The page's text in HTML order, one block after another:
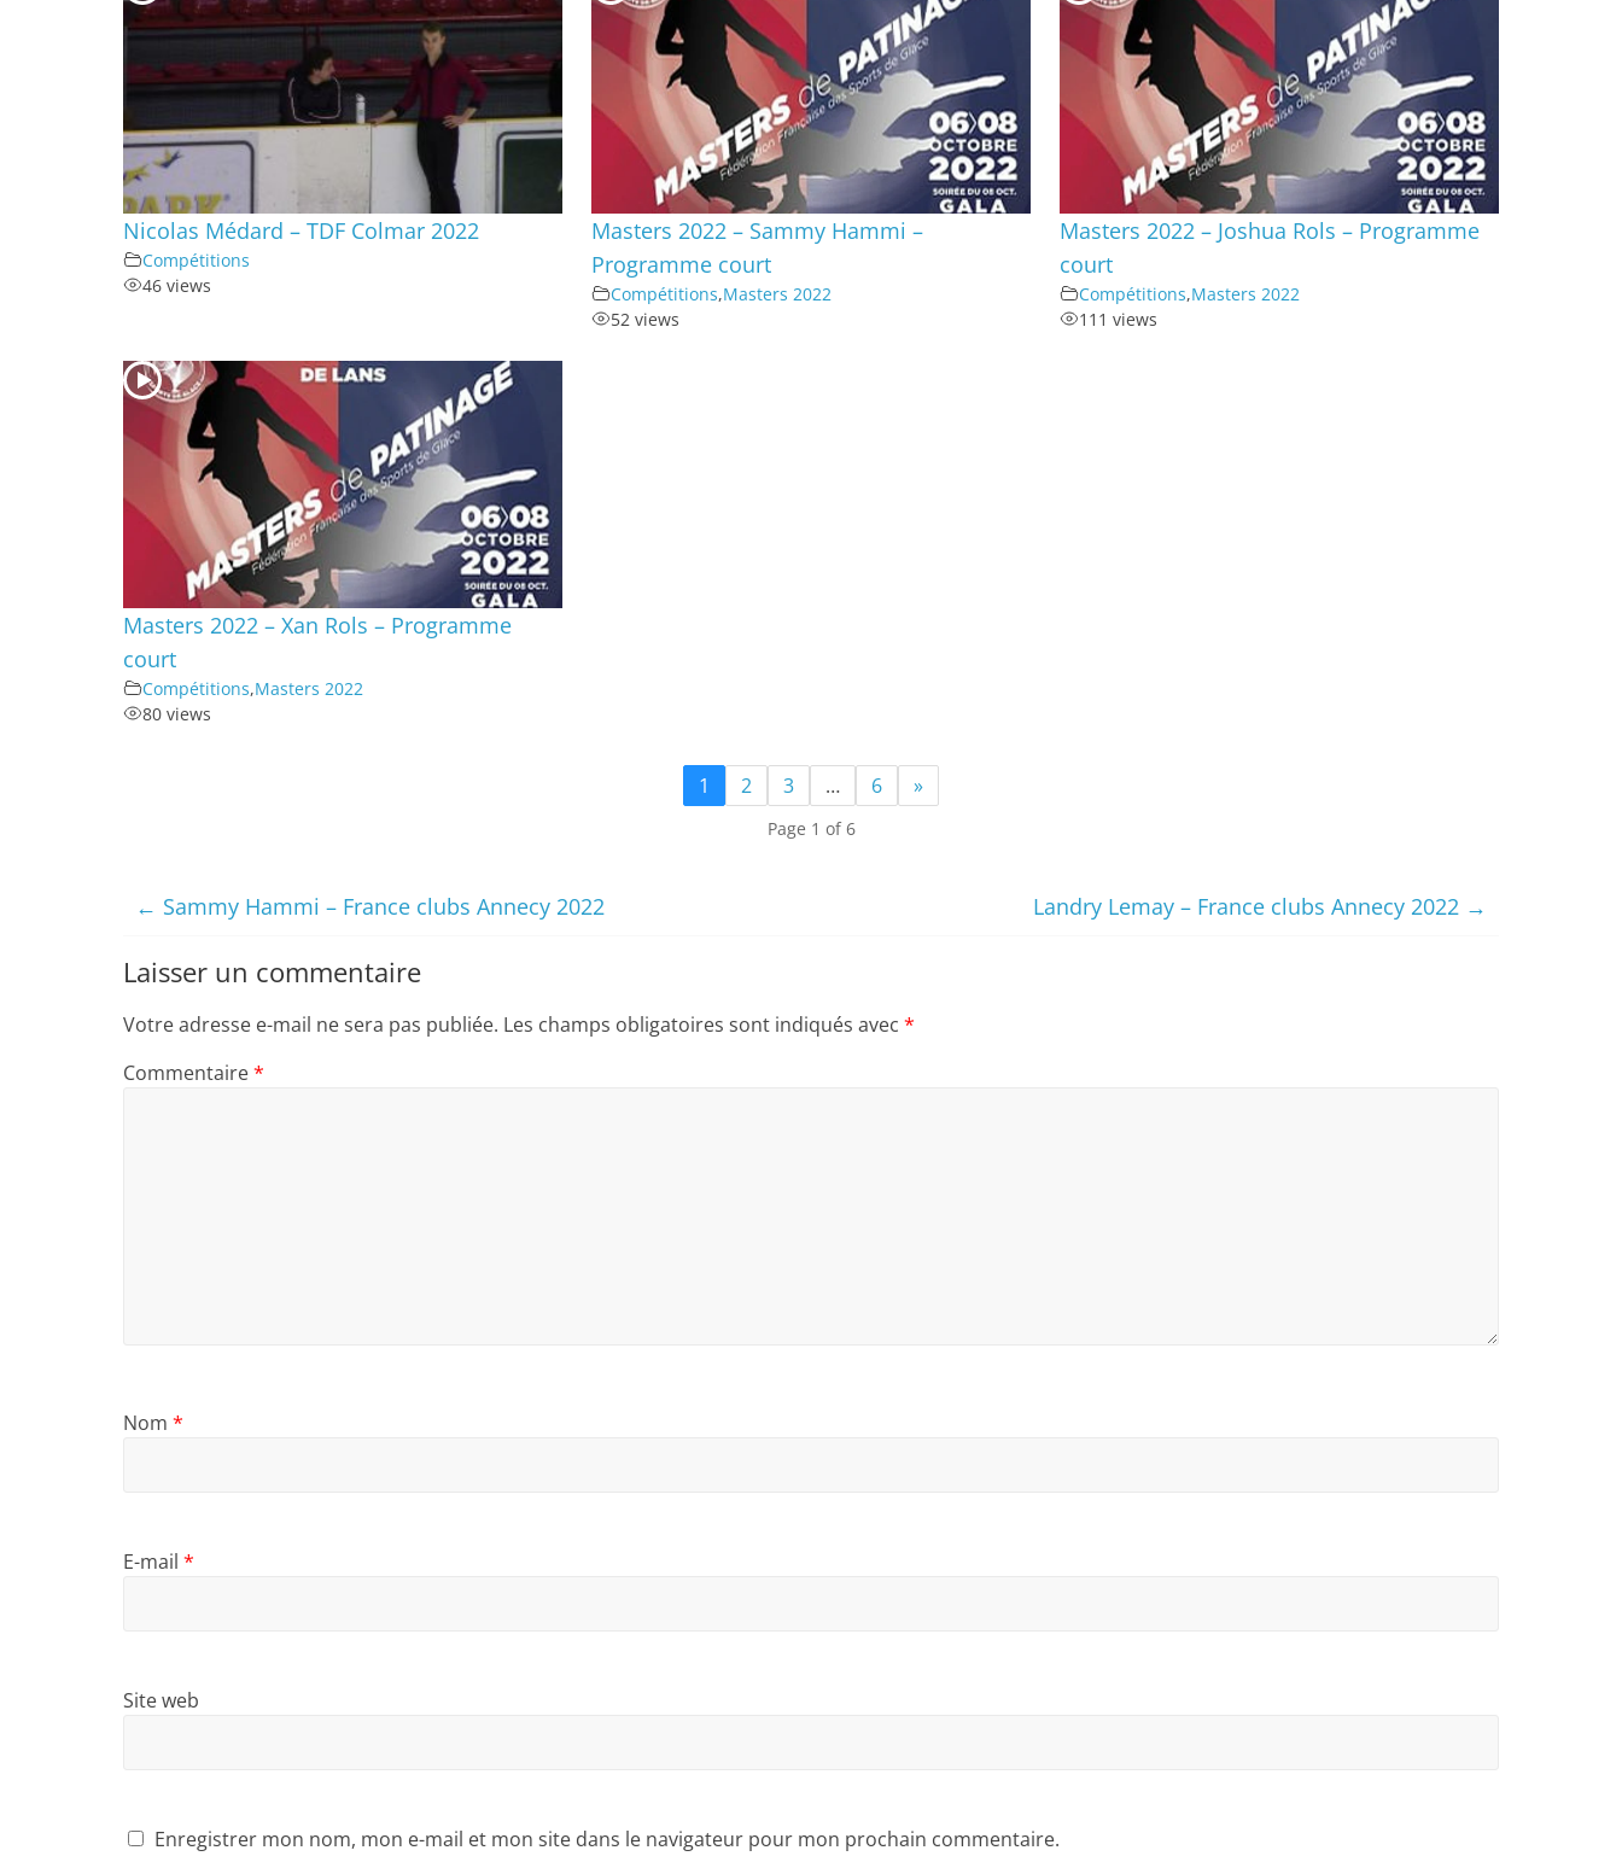
Nicolas Médard – TDF Colmar 2022
Compétitions
46 views
Masters 2022 – Sammy Hammi –
Programme court
Compétitions,Masters 2022
52 views
Masters 2022 – Joshua Rols – Programme
court
Compétitions,Masters 2022
111 views
Masters 2022 – Xan Rols – Programme
court
Compétitions,Masters 2022
80 views
1 2 3 … 6 »
Page 1 of 6
← Sammy Hammi – France clubs Annecy 2022 Landry Lemay – France clubs Annecy 2022 →
Laisser un commentaire
Votre adresse e-mail ne sera pas publiée. Les champs obligatoires sont indiqués avec *
Commentaire*
Nom *
E-mail *
Site web
Enregistrer mon nom, mon e-mail et mon site dans le navigateur pour mon prochain commentaire.